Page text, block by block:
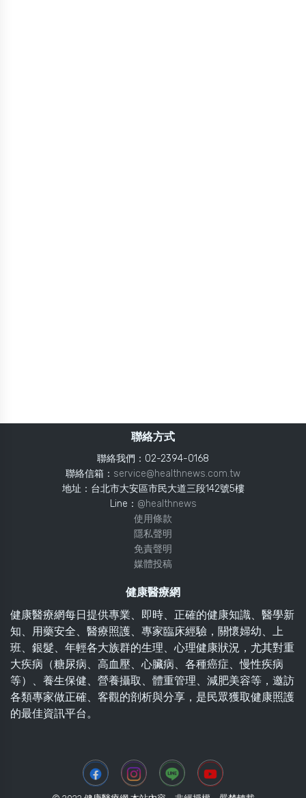
聯絡方式
聯絡我們：02-2394-0168
聯絡信箱： service@healthnews.com.tw
地址：台北市大安區市民大道三段142號5樓
Line： @healthnews
使用條款
隱私聲明
免責聲明
媒體投稿
健康醫療網
健康醫療網每日提供專業、即時、正確的健康知識、醫學新
知、用藥安全、醫療照護、專家臨床經驗，關懷婦幼、上
班、銀髮、年輕各大族群的生理、心理健康狀況，尤其對重
大疾病（糖尿病、高血壓、心臟病、各種癌症、慢性疾病
等）、養生保健、營養攝取、體重管理、減肥美容等，邀訪
各類專家做正確、客觀的剖析與分享，是民眾獲取健康照護
的最佳資訊平台。